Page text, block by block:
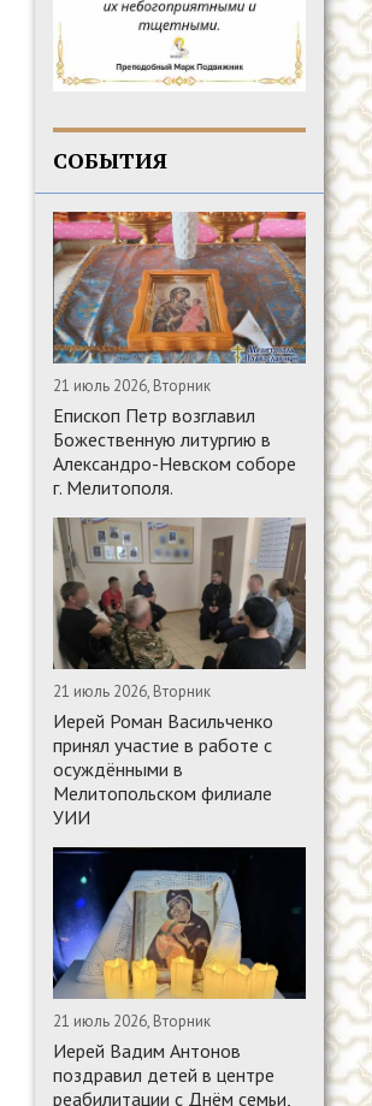
СОБЫТИЯ
21 июль 2026, Вторник
Епископ Петр возглавил
Божественную литургию в
Александро-Невском соборе
г. Мелитополя.
21 июль 2026, Вторник
Иерей Роман Васильченко
принял участие в работе с
осуждёнными в
Мелитопольском филиале
УИИ
21 июль 2026, Вторник
Иерей Вадим Антонов
поздравил детей в центре
реабилитации с Днём семьи,